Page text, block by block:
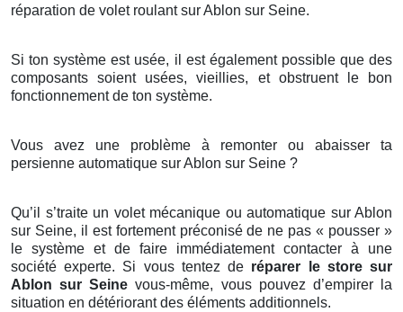
réparation de volet roulant sur Ablon sur Seine.
Si ton système est usée, il est également possible que des
composants soient usées, vieillies, et obstruent le bon
fonctionnement de ton système.
Vous avez une problème à remonter ou abaisser ta
persienne automatique sur Ablon sur Seine ?
Qu’il s’traite un volet mécanique ou automatique sur Ablon
sur Seine, il est fortement préconisé de ne pas « pousser »
le système et de faire immédiatement contacter à une
société experte. Si vous tentez de réparer le store sur
Ablon sur Seine vous-même, vous pouvez d’empirer la
situation en détériorant des éléments additionnels.